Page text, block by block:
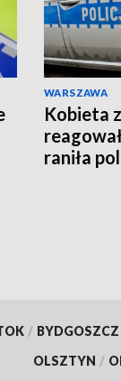
WARSZAWA
Kobieta
raniła
/ BYDGOSZCZ
OLSZTYN /